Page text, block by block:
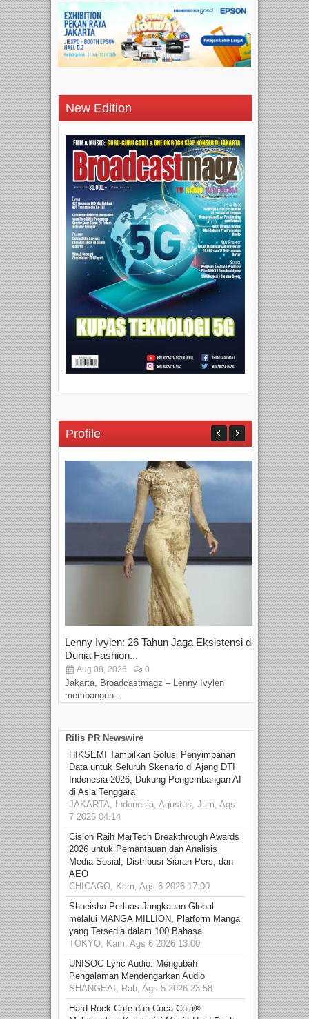
New Edition
Profile
Lenny Ivylen: 26 Tahun Jaga Eksistensi do
Dunia Fashion...
Aug 08, 2026 0
Jakarta, Broadcastmagz – Lenny Ivylen
membangun...
Rilis PR Newswire
HIKSEMI Tampilkan Solusi Penyimpanan
Data untuk Seluruh Skenario di Ajang DTI
Indonesia 2026, Dukung Pengembangan AI
di Asia Tenggara
JAKARTA, Indonesia, Agustus, Jum, Ags
7 2026 04.14
Cision Raih MarTech Breakthrough Awards
2026 untuk Pemantauan dan Analisis
Media Sosial, Distribusi Siaran Pers, dan
AEO
CHICAGO, Kam, Ags 6 2026 17.00
Shueisha Perluas Jangkauan Global
melalui MANGA MILLION, Platform Manga
yang Tersedia dalam 100 Bahasa
TOKYO, Kam, Ags 6 2026 13.00
UNISOC Lyric Audio: Mengubah
Pengalaman Mendengarkan Audio
SHANGHAI, Rab, Ags 5 2026 23.58
Hard Rock Cafe dan Coca-Cola®